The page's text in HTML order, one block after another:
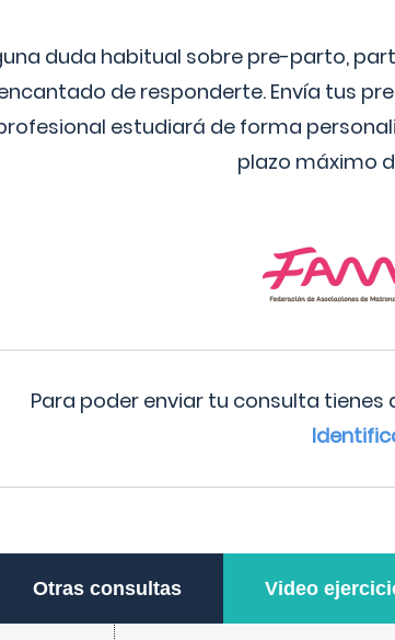
duda habitual sobre pre-parto,
de responderte. Envía tus
estudiará de forma
plazo máximo
Para poder enviar tu consulta tienes
Otras consultas Video